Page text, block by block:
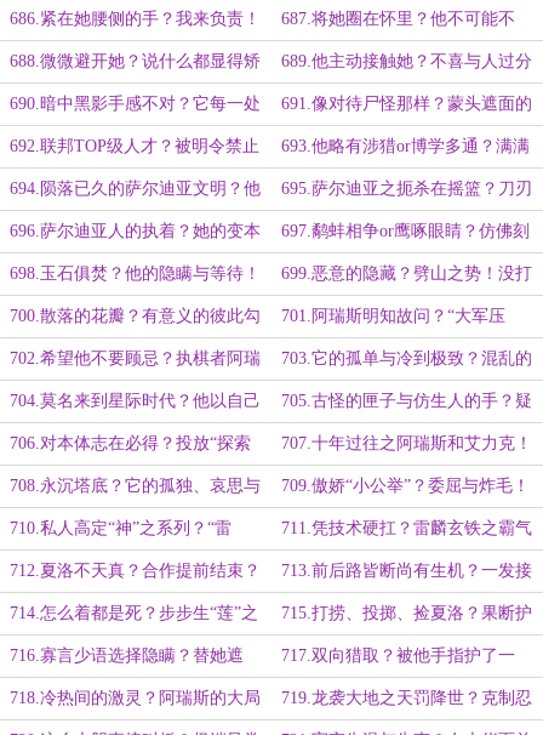
承诺！她值得他敬佩！ 尽己所能配合他！
686.紧在她腰侧的手？我来负责！
不再分道扬镳！
687.将她圈在怀里？他不可能不
痛！被反复考验的他们！
688.微微避开她？说什么都显得矫
情！她让他忍一忍！
689.他主动接触她？不喜与人过分
亲近？他在关心她！
690.暗中黑影手感不对？它每一处
都透着古怪！没必要领“好人卡”！
691.像对待尸怪那样？蒙头遮面的
棘手势力！披着科学外衣之踩钢丝！
692.联邦TOP级人才？被明令禁止
的仿生人！高度文明伴随高度自律！
693.他略有涉猎or博学多通？满满
的硬科技！落灰的老古董！
694.陨落已久的萨尔迪亚文明？他
们一样！他又多认识她一点！
695.萨尔迪亚之扼杀在摇篮？刀刃
向内对他痛下杀手？夏洛的底线！
696.萨尔迪亚人的执着？她的变本
加厉！他的不为所动！
697.鹬蚌相争or鹰啄眼睛？仿佛刻
入骨髓的印记！将他们挫骨扬灰！
698.玉石俱焚？他的隐瞒与等待！
一箭双雕都嫌少！
699.恶意的隐藏？劈山之势！没打
算跟她一起离开！
700.散落的花瓣？有意义的彼此勾
连！最可怖的桑德拉雷暴季！
701.阿瑞斯明知故问？“大军压
境”or未雨绸缪？他们心意相通！
702.希望他不要顾忌？执棋者阿瑞
斯！好一盘精妙棋局！
703.它的孤单与冷到极致？混乱的
星球磁场！夏洛困于“孤岛”！
704.莫名来到星际时代？他以自己
为饵？夏洛不贪多！
705.古怪的匣子与仿生人的手？疑
云之下！不稳定的小皇后！
706.对本体志在必得？投放“探索
者”！定然尸骨无存！
707.十年过往之阿瑞斯和艾力克！
与恩人并肩作战！她可是夏洛！
708.永沉塔底？它的孤独、哀思与
奢望！夏洛：5秒，机会只有一次！
709.傲娇“小公举”？委屈与炸毛！
选择与承认之衍生变式！
710.私人高定“神”之系列？“雷
神”探索者与“风神”Phoenix！
711.凭技术硬扛？雷麟玄铁之霸气
高贵又典雅！携千军万马之势！
712.夏洛不天真？合作提前结束？
切换全手动之她成了靶子！
713.前后路皆断尚有生机？一发接
一发！他将她打偏！
714.怎么着都是死？步步生“莲”之
阿瑞斯的完美复刻！它应雷而生！
715.打捞、投掷、捡夏洛？果断护
她与受伤？藏私要不得！
716.寡言少语选择隐瞒？替她遮
雨！他做多说少不会邀功！
717.双向猎取？被他手指护了一
圈！“羊”入“虎”口上赶着遭雷劈！
718.冷热间的激灵？阿瑞斯的大局 719.龙袭大地之天罚降世？克制忍